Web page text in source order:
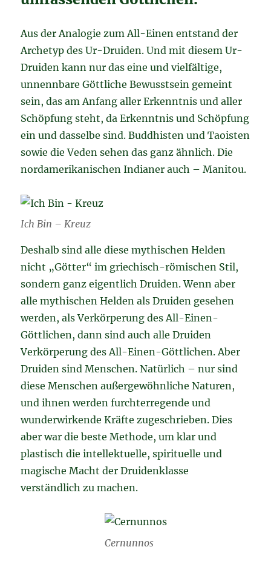
Aus der Analogie zum All-Einen entstand der
Archetyp des Ur-Druiden. Und mit diesem Ur-
Druiden kann nur das eine und vielfältige,
unnennbare Göttliche Bewusstsein gemeint
sein, das am Anfang aller Erkenntnis und aller
Schöpfung steht, da Erkenntnis und Schöpfung
ein und dasselbe sind. Buddhisten und Taoisten
sowie die Veden sehen das ganz ähnlich. Die
nordamerikanischen Indianer auch – Manitou.
Ich Bin – Kreuz
Deshalb sind alle diese mythischen Helden
nicht „Götter“ im griechisch-römischen Stil,
sondern ganz eigentlich Druiden. Wenn aber
alle mythischen Helden als Druiden gesehen
werden, als Verkörperung des All-Einen-
Göttlichen, dann sind auch alle Druiden
Verkörperung des All-Einen-Göttlichen. Aber
Druiden sind Menschen. Natürlich – nur sind
diese Menschen außergewöhnliche Naturen,
und ihnen werden furchterregende und
wunderwirkende Kräfte zugeschrieben. Dies
aber war die beste Methode, um klar und
plastisch die intellektuelle, spirituelle und
magische Macht der Druidenklasse
verständlich zu machen.
Cernunnos